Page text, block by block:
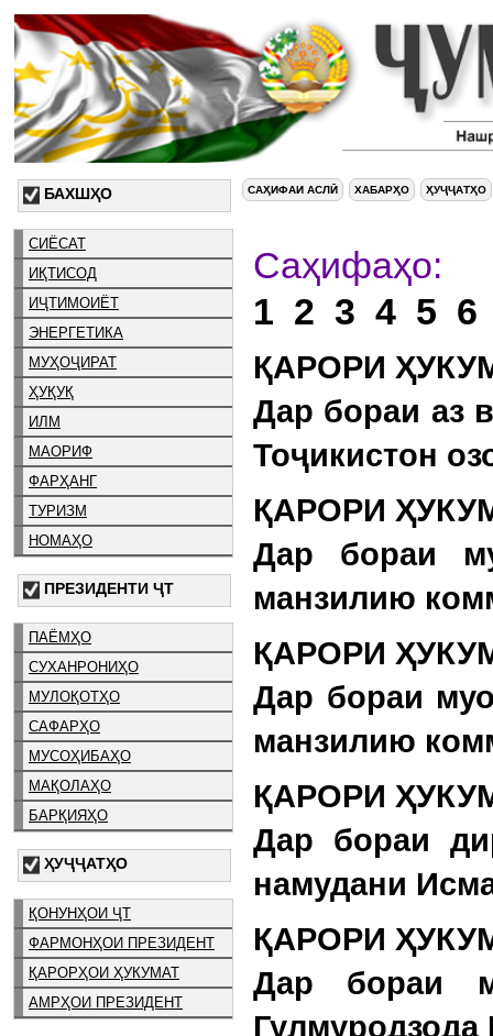
БАХШҲО
СИЁСАТ
ИҚТИСОД
ИҶТИМОИЁТ
ЭНЕРГЕТИКА
МУҲОҶИРАТ
ҲУҚУҚ
ИЛМ
МАОРИФ
ФАРҲАНГ
ТУРИЗМ
НОМАҲО
ПРЕЗИДЕНТИ ҶТ
ПАЁМҲО
СУХАНРОНИҲО
МУЛОҚОТҲО
САФАРҲО
МУСОҲИБАҲО
МАҚОЛАҲО
БАРҚИЯҲО
ҲУҶҶАТҲО
ҚОНУНҲОИ ҶТ
ФАРМОНҲОИ ПРЕЗИДЕНТ
ҚАРОРҲОИ ҲУКУМАТ
АМРҲОИ ПРЕЗИДЕНТ
САҲИФАИ АСЛӢ ХАБАРҲО ҲУҶҶАТҲО
1 2 3 4 5 6
ҚАРОРИ
Дар бораи аз
Тоҷикистон
ҚАРОРИ
Дар бораи
манзилию
ҚАРОРИ
Дар бораи
манзилию
ҚАРОРИ
Дар бораи
намудани
ҚАРОРИ
Дар бораи
Гулмуродзода